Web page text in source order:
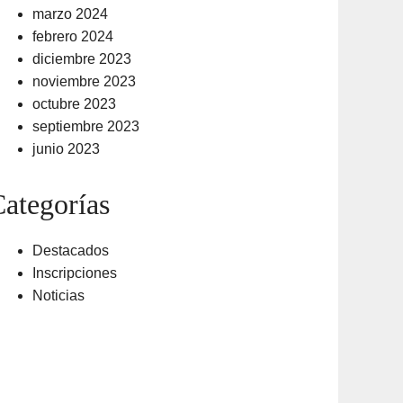
marzo 2024
febrero 2024
diciembre 2023
noviembre 2023
octubre 2023
septiembre 2023
junio 2023
Destacados
Inscripciones
Noticias